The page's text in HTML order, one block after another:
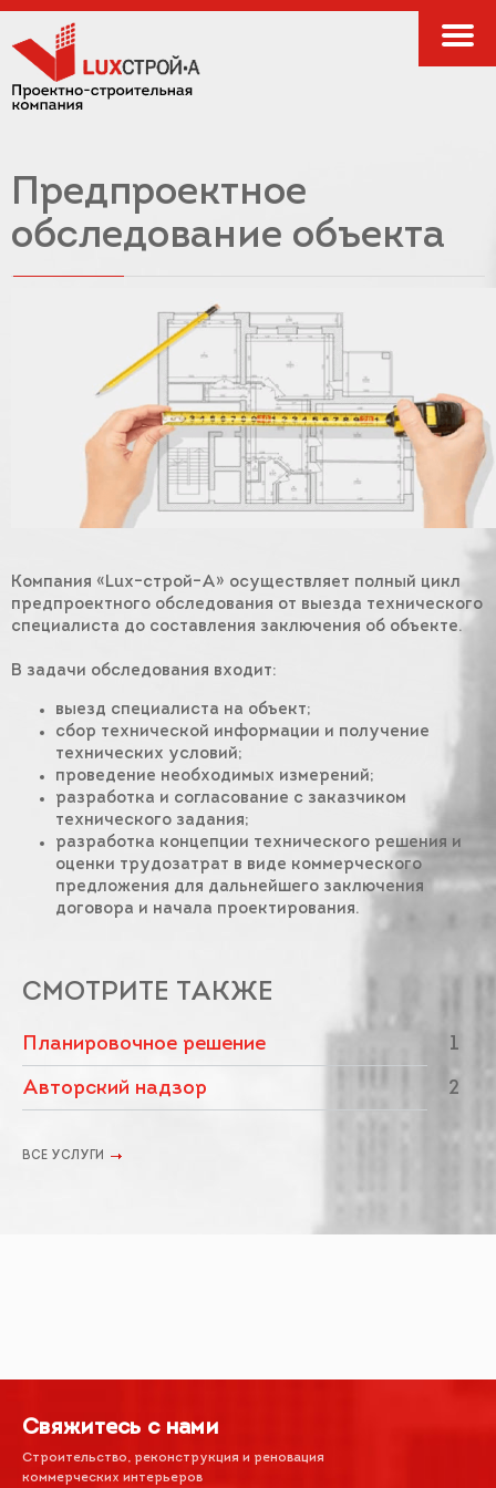
Предпроектное
обследование объекта
Компания «Lux–строй–А» осуществляет полный цикл
предпроектного обследования от выезда технического
специалиста до составления заключения об объекте.
В задачи обследования входит:
выезд специалиста на объект;
сбор технической информации и получение
технических условий;
проведение необходимых измерений;
разработка и согласование с заказчиком
технического задания;
разработка концепции технического решения и
оценки трудозатрат в виде коммерческого
предложения для дальнейшего заключения
договора и начала проектирования.
СМОТРИТЕ ТАКЖЕ
1
Планировочное решение
2
Авторский надзор
ВСЕ УСЛУГИ
Свяжитесь с нами
Строительство, реконструкция и реновация
коммерческих интерьеров